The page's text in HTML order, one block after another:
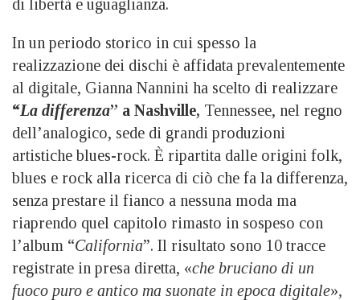
di libertà e uguaglianza.
In un periodo storico in cui spesso la
realizzazione dei dischi è affidata prevalentemente
al digitale, Gianna Nannini ha scelto di realizzare
“La differenza” a Nashville, Tennessee, nel regno
dell’analogico, sede di grandi produzioni
artistiche blues-rock. È ripartita dalle origini folk,
blues e rock alla ricerca di ciò che fa la differenza,
senza prestare il fianco a nessuna moda ma
riaprendo quel capitolo rimasto in sospeso con
l’album “California”. Il risultato sono 10 tracce
registrate in presa diretta, «che bruciano di un
fuoco puro e antico ma suonate in epoca digitale»,